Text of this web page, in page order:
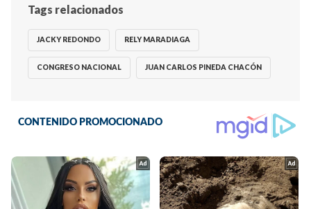
Tags relacionados
JACKY REDONDO RELY MARADIAGA
CONGRESO NACIONAL JUAN CARLOS PINEDA CHACÓN